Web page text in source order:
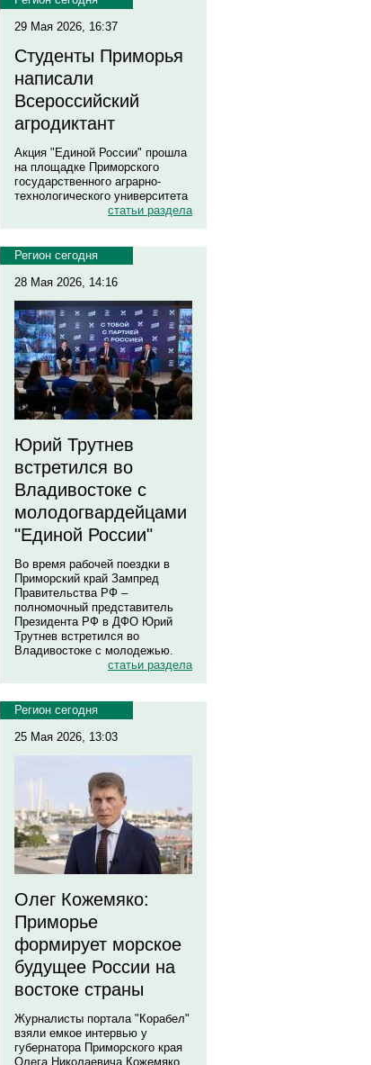
29 Мая 2026, 16:37
Студенты Приморья
написали
Всероссийский
агродиктант
Акция "Единой России" прошла
на площадке Приморского
государственного аграрно-
технологического университета
статьи раздела
Регион сегодня
28 Мая 2026, 14:16
Юрий Трутнев
встретился во
Владивостоке с
молодогвардейцами
"Единой России"
Во время рабочей поездки в
Приморский край Зампред
Правительства РФ –
полномочный представитель
Президента РФ в ДФО Юрий
Трутнев встретился во
Владивостоке с молодежью.
статьи раздела
Регион сегодня
25 Мая 2026, 13:03
Олег Кожемяко:
Приморье
формирует морское
будущее России на
востоке страны
Журналисты портала "Корабел"
взяли емкое интервью у
губернатора Приморского края
Олега Николаевича Кожемяко